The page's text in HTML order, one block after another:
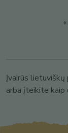
«
Įvairūs
arba įteikite kaip